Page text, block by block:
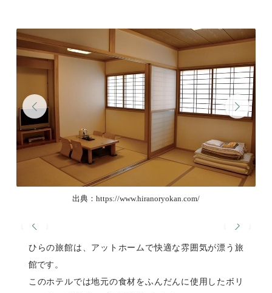
出典：https://www.hiranoryokan.com/
ひらの旅館は、アットホームで快適な雰囲気が漂う旅
館です。
このホテルでは地元の食材をふんだんに使用したボリ